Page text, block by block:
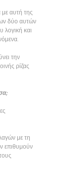
με αυτή της
δύο αυτών
και
την
ρίζας
με τη
επιθυμούν